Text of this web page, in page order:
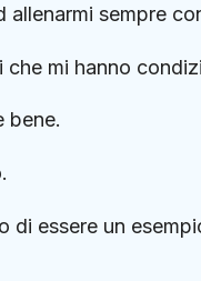
allenarmi sempre
mi hanno
bene.
di essere un